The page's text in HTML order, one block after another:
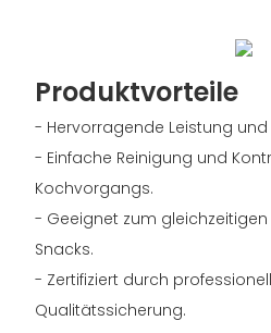
Produktvorteile
- Hervorragende Leistung und
- Einfache Reinigung und
Kochvorgangs.
- Geeignet zum
Snacks.
- Zertifiziert durch
Qualitätssicherung.